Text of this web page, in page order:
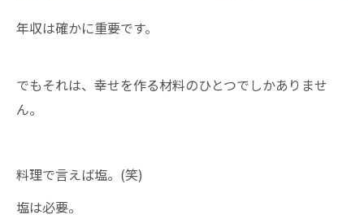
年収は確かに重要です。
でもそれは、幸せを作る材料のひとつでしかありませ
ん。
料理で言えば塩。(笑)
塩は必要。